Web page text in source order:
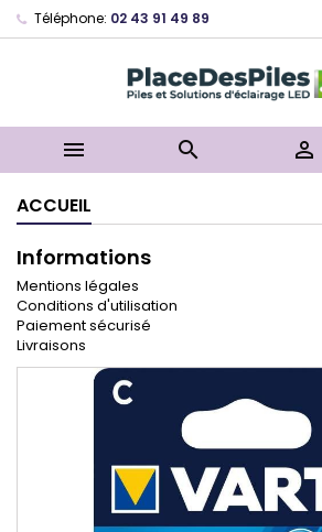
Téléphone: 02 43 91 49 89
  
ACCUEIL
Informations
Mentions légales
Conditions d'utilisation
Paiement sécurisé
Livraisons